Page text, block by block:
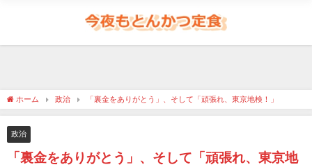
ホーム 政治 「裏金をありがとう」、そして「頑張れ、東京地検！」
政治
「裏金をありがとう」、そして「頑張れ、東京地